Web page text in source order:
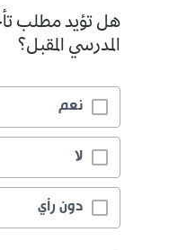
هل تؤيد مطلب
المدرسي المقبل؟
نعم
لا
دون رأي